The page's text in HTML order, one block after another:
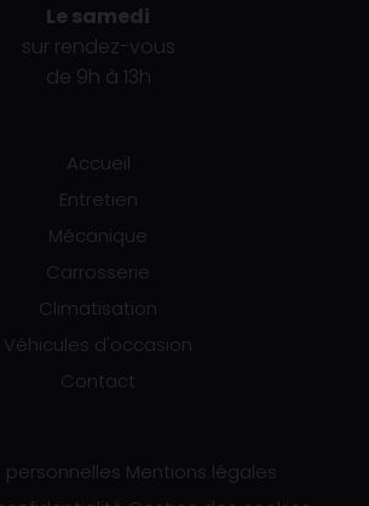
Le samedi
sur rendez-vous
de 9h à 13h
Accueil
Entretien
Mécanique
Carrosserie
Climatisation
Véhicules d'occasion
Contact
personnelles Mentions légales